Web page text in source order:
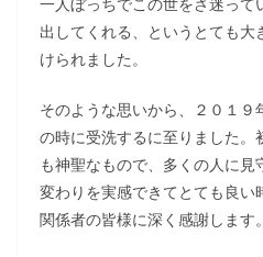
出してくれる、というとても
けられました。
そのような思いから、２０１
の時に受洗するに至りました。
も神聖なもので、多くの人に
変わりを実感できてとても良い
関係者の皆様に深く感謝します。